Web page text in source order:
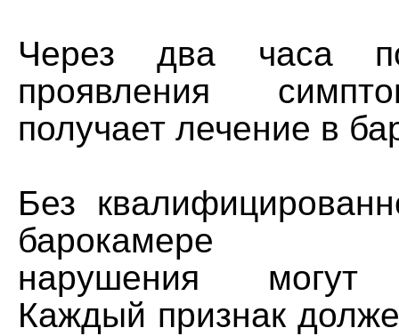
Через два часа
проявления
получает лечение в
Без
барокамере
нарушения могут
Каждый признак